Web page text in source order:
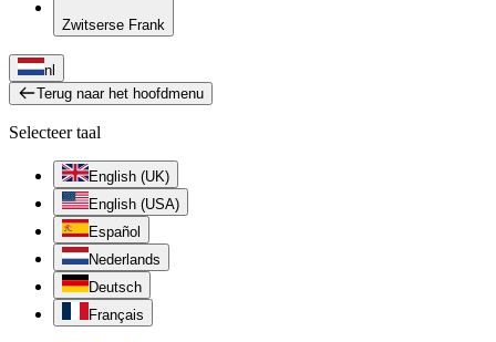
Zwitserse Frank
nl
Terug naar het hoofdmenu
Selecteer taal
English (UK)
English (USA)
Español
Nederlands
Deutsch
Français